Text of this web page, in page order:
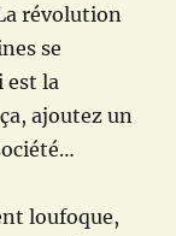
révolution
se
est la
ajoutez un
loufoque,